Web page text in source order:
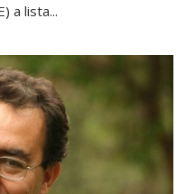
a lista...